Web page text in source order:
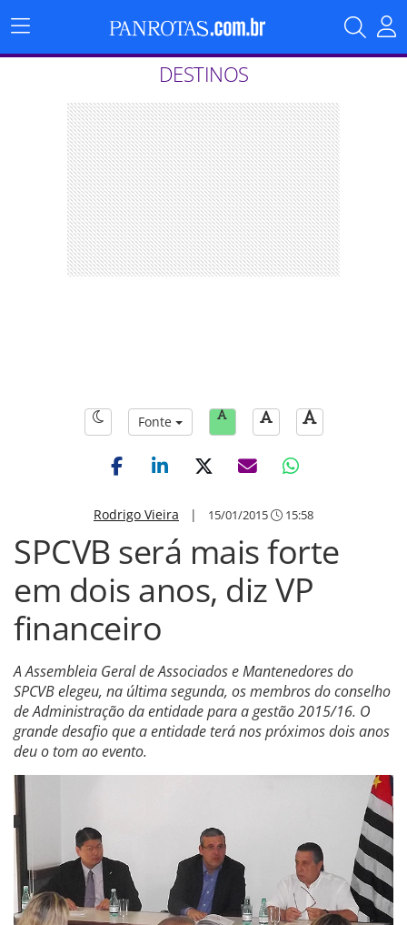
Menu
Principal
DESTINOS
Fonte
Rodrigo Vieira | 15/01/2015 15:58
SPCVB será mais forte
em dois anos, diz VP
financeiro
A Assembleia Geral de Associados e Mantenedores do
SPCVB elegeu, na última segunda, os membros do conselho
de Administração da entidade para a gestão 2015/16. O
grande desafio que a entidade terá nos próximos dois anos
deu o tom ao evento.